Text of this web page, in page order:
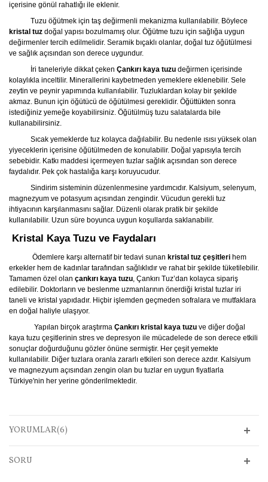
içerisine gönül rahatlığı ile eklenir.
Tuzu öğütmek için taş değirmenli mekanizma kullanılabilir. Böylece
kristal tuz doğal yapısı bozulmamış olur. Öğütme tuzu için sağlığa uygun
değirmenler tercih edilmelidir. Seramik bıçaklı olanlar, doğal tuz öğütülmesi
ve sağlık açısından son derece uygundur.
İri taneleriyle dikkat çeken Çankırı kaya tuzu değirmen içerisinde
kolaylıkla inceltilir. Minerallerini kaybetmeden yemeklere eklenebilir. Sele
zeytin ve peynir yapımında kullanılabilir. Tuzluklardan kolay bir şekilde
akmaz. Bunun için öğütücü de öğütülmesi gereklidir. Öğüttükten sonra
istediğiniz yemeğe koyabilirsiniz. Öğütülmüş tuzu salatalarda bile
kullanabilirsiniz.
Sıcak yemeklerde tuz kolayca dağılabilir. Bu nedenle ısısı yüksek olan
yiyeceklerin içerisine öğütülmeden de konulabilir. Doğal yapısıyla tercih
sebebidir. Katkı maddesi içermeyen tuzlar sağlık açısından son derece
faydalıdır. Pek çok hastalığa karşı koruyucudur.
Sindirim sisteminin düzenlenmesine yardımcıdır. Kalsiyum, selenyum,
magnezyum ve potasyum açısından zengindir. Vücudun gerekli tuz
ihtiyacının karşılanmasını sağlar. Düzenli olarak pratik bir şekilde
kullanılabilir. Uzun süre boyunca uygun koşullarda saklanabilir.
Kristal Kaya Tuzu ve Faydaları
Ödemlere karşı alternatif bir tedavi sunan kristal tuz çeşitleri hem
erkekler hem de kadınlar tarafından sağlıklıdır ve rahat bir şekilde tüketilebilir.
Tamamen özel olan çankırı kaya tuzu, Çankırı Tuz’dan kolayca sipariş
edilebilir. Doktorların ve beslenme uzmanlarının önerdiği kristal tuzlar iri
taneli ve kristal yapıdadır. Hiçbir işlemden geçmeden sofralara ve mutfaklara
en doğal haliyle ulaşıyor.
Yapılan birçok araştırma Çankırı kristal kaya tuzu ve diğer doğal
kaya tuzu çeşitlerinin stres ve depresyon ile mücadelede de son derece etkili
sonuçlar doğurduğunu gözler önüne sermiştir. Her çeşit yemekte
kullanılabilir. Diğer tuzlara oranla zararlı etkileri son derece azdır. Kalsiyum
ve magnezyum açısından zengin olan bu tuzlar en uygun fiyatlarla
Türkiye'nin her yerine gönderilmektedir.
YORUMLAR(6)
SORU